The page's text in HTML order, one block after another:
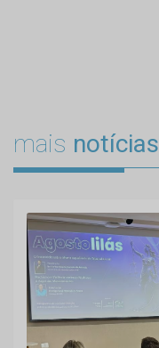
mais notícias